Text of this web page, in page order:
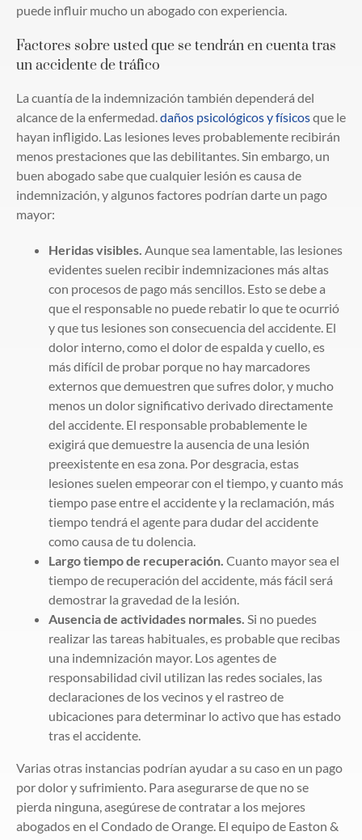
puede influir mucho un abogado con experiencia.
Factores sobre usted que se tendrán en cuenta tras
un accidente de tráfico
La cuantía de la indemnización también dependerá del
alcance de la enfermedad.daños psicológicos y físicosque le
hayan infligido. Las lesiones leves probablemente recibirán
menos prestaciones que las debilitantes. Sin embargo, un
buen abogado sabe que cualquier lesión es causa de
indemnización, y algunos factores podrían darte un pago
mayor:
Heridas visibles. Aunque sea lamentable, las lesiones
evidentes suelen recibir indemnizaciones más altas
con procesos de pago más sencillos. Esto se debe a
que el responsable no puede rebatir lo que te ocurrió
y que tus lesiones son consecuencia del accidente. El
dolor interno, como el dolor de espalda y cuello, es
más difícil de probar porque no hay marcadores
externos que demuestren que sufres dolor, y mucho
menos un dolor significativo derivado directamente
del accidente. El responsable probablemente le
exigirá que demuestre la ausencia de una lesión
preexistente en esa zona. Por desgracia, estas
lesiones suelen empeorar con el tiempo, y cuanto más
tiempo pase entre el accidente y la reclamación, más
tiempo tendrá el agente para dudar del accidente
como causa de tu dolencia.
Largo tiempo de recuperación. Cuanto mayor sea el
tiempo de recuperación del accidente, más fácil será
demostrar la gravedad de la lesión.
Ausencia de actividades normales. Si no puedes
realizar las tareas habituales, es probable que recibas
una indemnización mayor. Los agentes de
responsabilidad civil utilizan las redes sociales, las
declaraciones de los vecinos y el rastreo de
ubicaciones para determinar lo activo que has estado
tras el accidente.
Varias otras instancias podrían ayudar a su caso en un pago
por dolor y sufrimiento. Para asegurarse de que no se
pierda ninguna, asegúrese de contratar a los mejores
abogados en el Condado de Orange. El equipo de Easton &